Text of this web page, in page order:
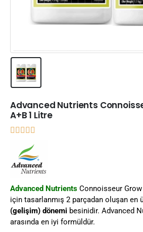
Advanced Nutrients
A+B 1 Litre
Advanced Nutrients Connoisseur
için tasarlanmış 2 parçadan oluşan en
(gelişim) dönemi besinidir. Advanced
arasında en iyi formüldür.